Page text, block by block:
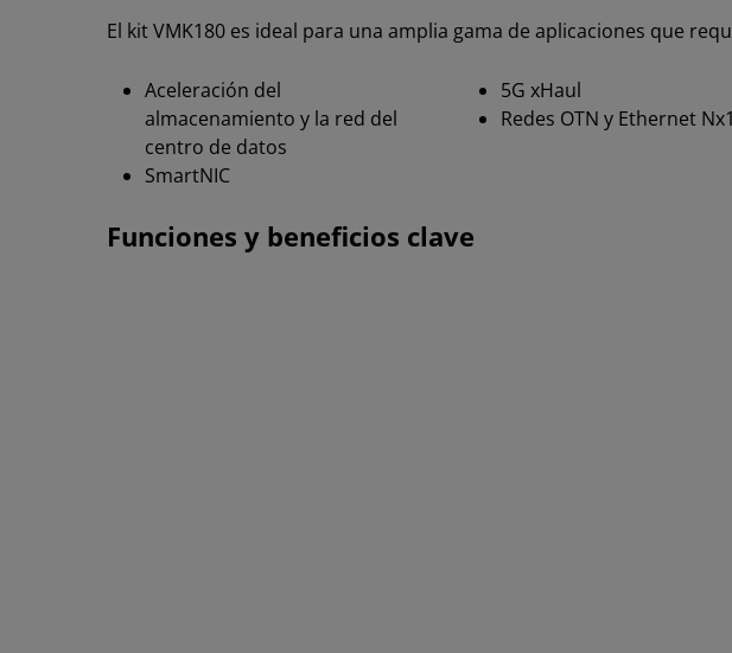
El kit VMK180 es ideal para una amplia gama de aplicaciones que
Aceleración del
almacenamiento y la red del
centro de datos
SmartNIC
5G xHaul
Redes OTN y Ethernet
Funciones y beneficios clave